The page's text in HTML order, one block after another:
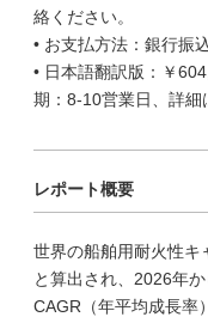
絡ください。
• お支払方法：銀行振
• 日本語翻訳版：￥
期：8-10営業日、詳細
レポート概要
世界の船舶用耐火性
と算出され、2026年
CAGR（年平均成長率